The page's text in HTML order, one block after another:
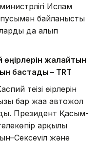
Ислам
байланысты
да алып
жалғайтын
бастады – TRT
теңізі өңірлерін
бар жаңа автожол
Президент Қасым-
арқылы
және